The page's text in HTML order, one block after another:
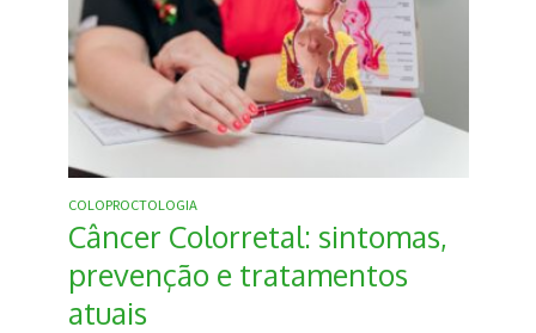
COLOPROCTOLOGIA
Câncer Colorretal: sintomas,
prevenção e tratamentos
atuais